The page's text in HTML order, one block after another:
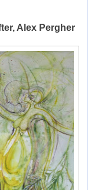
Alex Pergher